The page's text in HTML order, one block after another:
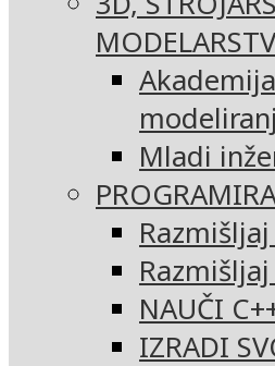
Mladi
NAUČI
IZRADI